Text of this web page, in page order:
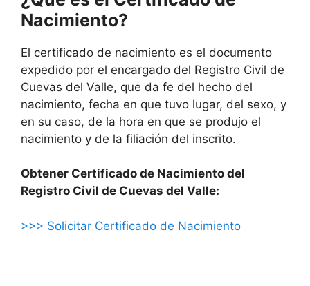
Nacimiento?
El certificado de nacimiento es el documento
expedido por el encargado del Registro Civil de
Cuevas del Valle, que da fe del hecho del
nacimiento, fecha en que tuvo lugar, del sexo, y
en su caso, de la hora en que se produjo el
nacimiento y de la filiación del inscrito.
Obtener Certificado de Nacimiento del
Registro Civil de Cuevas del Valle:
>>> Solicitar Certificado de Nacimiento